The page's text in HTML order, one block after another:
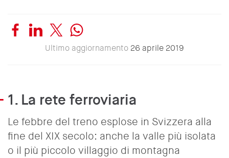
Ultimo aggiornamento 26 aprile 2019
1. La rete ferroviaria
Le febbre del treno esplose in Svizzera alla
fine del XIX secolo: anche la valle più isolata
o il più piccolo villaggio di montagna